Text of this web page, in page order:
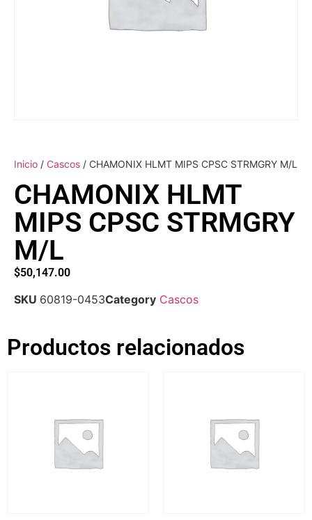
Inicio / Cascos / CHAMONIX HLMT MIPS CPSC STRMGRY M/L
CHAMONIX HLMT
MIPS CPSC STRMGRY
M/L
$50,147.00
SKU 60819-0453Category Cascos
Productos relacionados